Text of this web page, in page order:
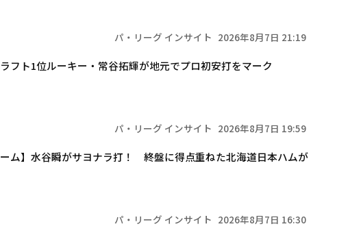
パ・リーグ インサイト 2026年8月7日 21:19
フト1位ルーキー・常谷拓輝が地元でプロ初安打をマーク
パ・リーグ インサイト 2026年8月7日 19:59
ーム】水谷瞬がサヨナラ打！ 終盤に得点重ねた北海道日本ハムが
パ・リーグ インサイト 2026年8月7日 16:30